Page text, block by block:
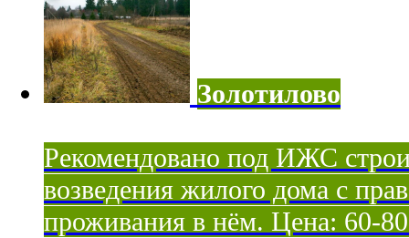
Золотилово
Рекомендовано под ИЖС
возведения жилого дома с
проживания в нём. Цена: 60-80